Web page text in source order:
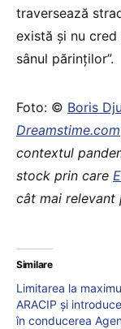
traversează
există și nu
sânul părinților”.
Foto: © Boris
Dreamstime.com
contextul
stock prin care
cât mai relevant
Similare
Limitarea la
ARACIP și
în conducerea